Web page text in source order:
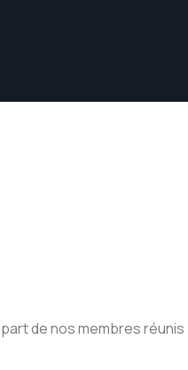
de nos membres réunis